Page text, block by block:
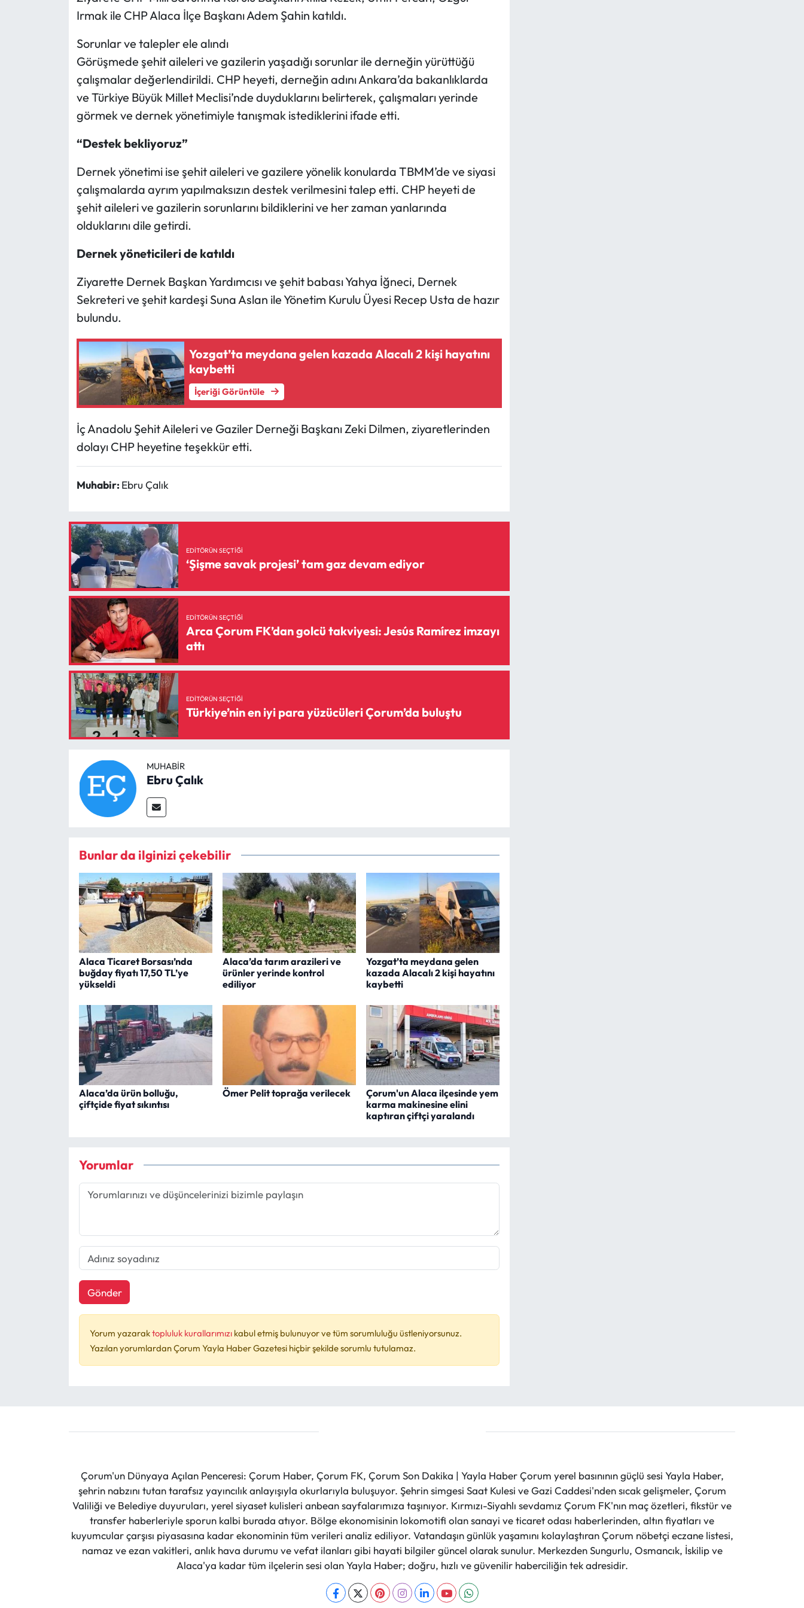
Irmak ile CHP Alaca İlçe Başkanı Adem Şahin katıldı.
Sorunlar ve talepler ele alındı
Görüşmede şehit aileleri ve gazilerin yaşadığı sorunlar ile derneğin yürüttüğü
çalışmalar değerlendirildi. CHP heyeti, derneğin adını Ankara’da bakanlıklarda
ve Türkiye Büyük Millet Meclisi’nde duyduklarını belirterek, çalışmaları yerinde
görmek ve dernek yönetimiyle tanışmak istediklerini ifade etti.
“Destek bekliyoruz”
Dernek yönetimi ise şehit aileleri ve gazilere yönelik konularda TBMM’de ve siyasi
çalışmalarda ayrım yapılmaksızın destek verilmesini talep etti. CHP heyeti de
şehit aileleri ve gazilerin sorunlarını bildiklerini ve her zaman yanlarında
olduklarını dile getirdi.
Dernek yöneticileri de katıldı
Ziyarette Dernek Başkan Yardımcısı ve şehit babası Yahya İğneci, Dernek
Sekreteri ve şehit kardeşi Suna Aslan ile Yönetim Kurulu Üyesi Recep Usta de hazır
bulundu.
Yozgat’ta meydana gelen kazada Alacalı 2 kişi hayatını
kaybetti
İçeriği Görüntüle
İç Anadolu Şehit Aileleri ve Gaziler Derneği Başkanı Zeki Dilmen, ziyaretlerinden
dolayı CHP heyetine teşekkür etti.
Muhabir: Ebru Çalık
EDITÖRÜN SEÇTIĞI
‘Şişme savak projesi’ tam gaz devam ediyor
EDITÖRÜN SEÇTIĞI
Arca Çorum FK’dan golcü takviyesi: Jesús Ramírez imzayı
attı
EDITÖRÜN SEÇTIĞI
Türkiye’nin en iyi para yüzücüleri Çorum’da buluştu
MUHABIR
Ebru Çalık
Bunlar da ilginizi çekebilir
Alaca Ticaret Borsası’nda
buğday fiyatı 17,50 TL’ye
yükseldi
Alaca’da tarım arazileri ve
ürünler yerinde kontrol
ediliyor
Yozgat’ta meydana gelen
kazada Alacalı 2 kişi hayatını
kaybetti
Alaca’da ürün bolluğu,
çiftçide fiyat sıkıntısı
Ömer Pelit toprağa verilecek
Çorum'un Alaca ilçesinde yem
karma makinesine elini
kaptıran çiftçi yaralandı
Yorumlar
Gönder
Yorum yazaraktopluluk kurallarımızı kabul etmiş bulunuyor ve tüm sorumluluğu üstleniyorsunuz.
Yazılan yorumlardan Çorum Yayla Haber Gazetesi hiçbir şekilde sorumlu tutulamaz.
Çorum'un Dünyaya Açılan Penceresi: Çorum Haber, Çorum FK, Çorum Son Dakika | Yayla Haber Çorum yerel basınının güçlü sesi Yayla Haber,
şehrin nabzını tutan tarafsız yayıncılık anlayışıyla okurlarıyla buluşuyor. Şehrin simgesi Saat Kulesi ve Gazi Caddesi'nden sıcak gelişmeler, Çorum
Valiliği ve Belediye duyuruları, yerel siyaset kulisleri anbean sayfalarımıza taşınıyor. Kırmızı-Siyahlı sevdamız Çorum FK'nın maç özetleri, fikstür ve
transfer haberleriyle sporun kalbi burada atıyor. Bölge ekonomisinin lokomotifi olan sanayi ve ticaret odası haberlerinden, altın fiyatları ve
kuyumcular çarşısı piyasasına kadar ekonominin tüm verileri analiz ediliyor. Vatandaşın günlük yaşamını kolaylaştıran Çorum nöbetçi eczane listesi,
namaz ve ezan vakitleri, anlık hava durumu ve vefat ilanları gibi hayati bilgiler güncel olarak sunulur. Merkezden Sungurlu, Osmancık, İskilip ve
Alaca'ya kadar tüm ilçelerin sesi olan Yayla Haber; doğru, hızlı ve güvenilir haberciliğin tek adresidir.
Oğuzlar Haberleri
Ortaköy Haberleri
Osmancık Haberleri
Resmi Reklam
Uğurludağ Haberleri
Yayla Haber
Yemek Tarifleri